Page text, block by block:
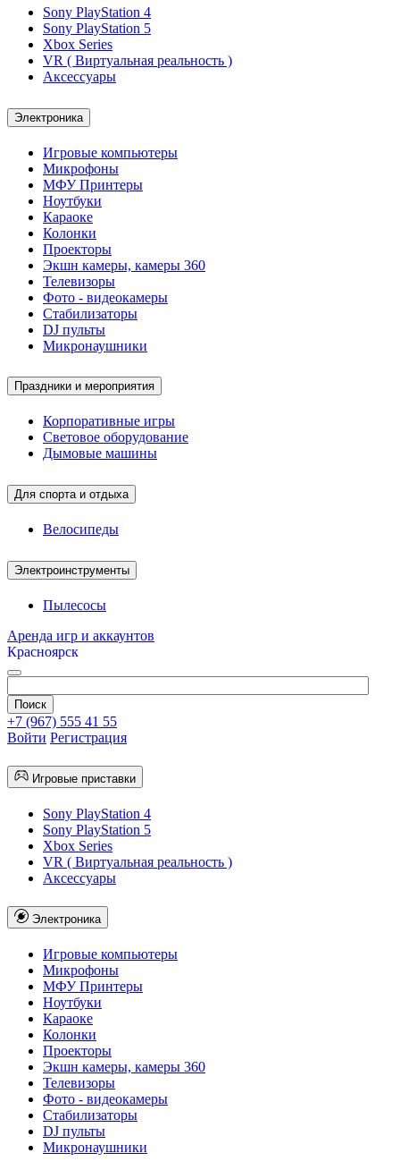
Sony PlayStation 4
Sony PlayStation 5
Xbox Series
VR ( Виртуальная реальность )
Аксессуары
Электроника
Игровые компьютеры
Микрофоны
МФУ Принтеры
Ноутбуки
Караоке
Колонки
Проекторы
Экшн камеры, камеры 360
Телевизоры
Фото - видеокамеры
Стабилизаторы
DJ пульты
Микронаушники
Праздники и мероприятия
Корпоративные игры
Световое оборудование
Дымовые машины
Для спорта и отдыха
Велосипеды
Электроинструменты
Пылесосы
Аренда игр и аккаунтов
Красноярск
+7 (967) 555 41 55
Войти Регистрация
Игровые приставки
Sony PlayStation 4
Sony PlayStation 5
Xbox Series
VR ( Виртуальная реальность )
Аксессуары
Электроника
Игровые компьютеры
Микрофоны
МФУ Принтеры
Ноутбуки
Караоке
Колонки
Проекторы
Экшн камеры, камеры 360
Телевизоры
Фото - видеокамеры
Стабилизаторы
DJ пульты
Микронаушники